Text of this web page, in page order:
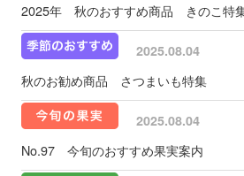
2025年 秋のおすすめ商品 きのこ特
2025.08.04
秋のお勧め商品 さつまいも特集
2025.08.04
No.97 今旬のおすすめ果実案内